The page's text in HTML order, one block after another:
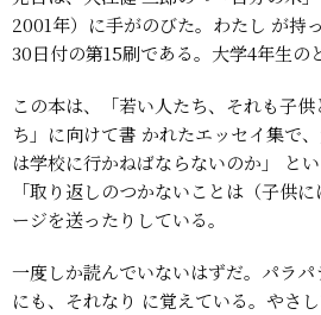
2001年）に手がのびた。わたし が持
30日付の第15刷である。大学4年生の
この本は、「若い人たち、それも子
ち」に向けて書 かれたエッセイ集で
は学校に行かねばならないのか」
と
「取り返しのつかないことは（子供
ージを送ったりしている。
一度しか読んでいないはずだ。パラ
にも、それなり に覚えている。やさ